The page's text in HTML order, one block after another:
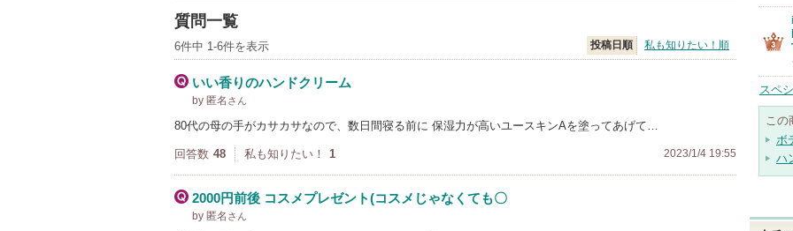
質問一覧
6件中 1-6件を表示 投稿日順 私も知りたい！順
いい香りのハンドクリーム
by 匿名 さん
80代の母の手がカサカサなので、数日間寝る前に 保湿力が高いユースキンAを塗ってあげて…
回答数 48 私も知りたい！ 1 2023/1/4 19:55
2000円前後 コスメプレゼント(コスメじゃなくても〇
by 匿名 さん
スペ
この
ボ
ハ